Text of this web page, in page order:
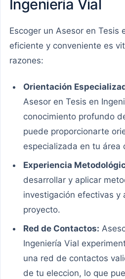
Ingeniería Vial
Escoger un Asesor en Tesis
eficiente y conveniente es
razones:
Orientación
Asesor en Tesis en
conocimiento profundo
puede proporcionarte
especializada en tu área
Experiencia
desarrollar y aplicar
investigación efectivas y
proyecto.
Red de Contactos:
Ingeniería Vial
una red de contactos
de tu eleccion, lo que